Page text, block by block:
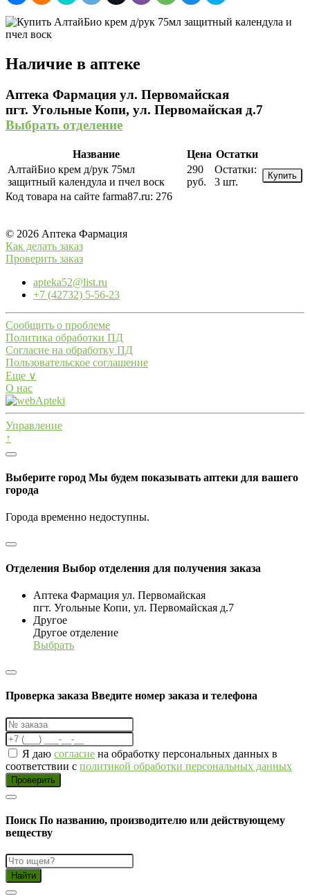
Наличие в аптеке
Аптека Фармация ул. Первомайская
пгт. Угольные Копи, ул. Первомайская д.7
Выбрать отделение
Название Цена Остатки
АлтайБио крем д/рук 75мл
защитный календула и пчел воск
290
руб.
Остатки:
3 шт.
Купить
Код товара на сайте farma87.ru: 276
© 2026 Аптека Фармация
Как делать заказ
Проверить заказ
apteka52@list.ru
+7 (42732) 5-56-23
Сообщить о проблеме
Политика обработки ПД
Согласие на обработку ПД
Пользовательское соглашение
Еще ∨
О нас
Управление
↑
Выберите город Мы будем показывать аптеки для вашего
города
Города временно недоступны.
Отделения Выбор отделения для получения заказа
Аптека Фармация ул. Первомайская
пгт. Угольные Копи, ул. Первомайская д.7
Другое
Другое отделение
Выбрать
Проверка заказа Введите номер заказа и телефона
Я даю согласие на обработку персональных данных в
соответствии с политикой обработки персональных данных
Проверить
Поиск По названию, производителю или действующему
веществу
Найти